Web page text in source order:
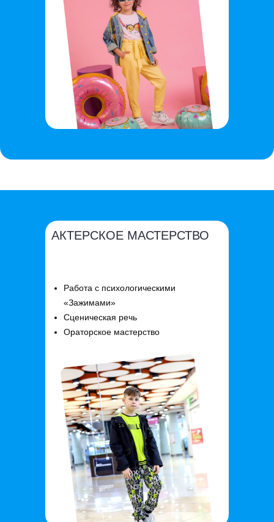
АКТЕРСКОЕ МАСТЕРСТВО
Работа с психологическими
«Зажимами»
Сценическая речь
Ораторское мастерство